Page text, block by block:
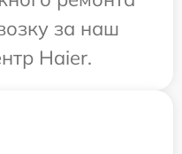
за наш
Haier.